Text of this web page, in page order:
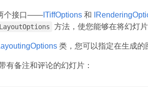
个接口——ITiffOptions和
方法，使您能够在将幻灯
类，您可以指定在生成的
有备注和评论的幻灯片：